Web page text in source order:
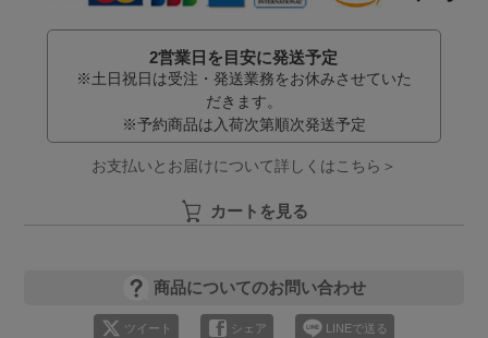
2営業日を目安に発送予定
※土日祝日は受注・発送業務をお休みさせていた
だきます。
※予約商品は入荷次第順次発送予定
お支払いとお届けについて詳しくはこちら＞
カートを見る
商品についてのお問い合わせ
ツイート シェア LINEで送る